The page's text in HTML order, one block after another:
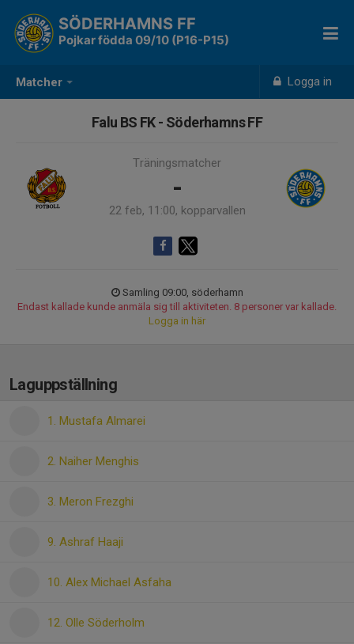
Matcher Logga in
SÖDERHAMNS FF
Pojkar födda 09/10 (P16-P15)
Falu BS FK - Söderhamns FF
Träningsmatcher
-
22 feb, 11:00, kopparvallen
Samling 09:00, söderhamn
Endast kallade kunde anmäla sig till aktiviteten. 8 personer var kallade.
Logga in här
Laguppställning
1. Mustafa Almarei
2. Naiher Menghis
3. Meron Frezghi
9. Ashraf Haaji
10. Alex Michael Asfaha
12. Olle Söderholm